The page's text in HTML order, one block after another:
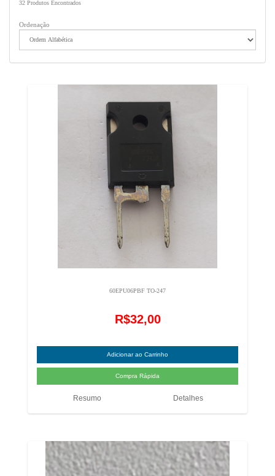
32 Produtos Encontrados
Ordenação
60EPU06PBF TO-247
R$32,00
Resumo Detalhes